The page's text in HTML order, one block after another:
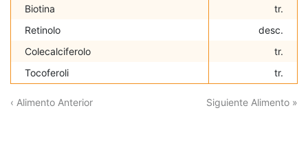
Biotina
tr.
Retinolo
desc.
Colecalciferolo
tr.
Tocoferoli
tr.
‹ Alimento Anterior Siguiente Alimento »